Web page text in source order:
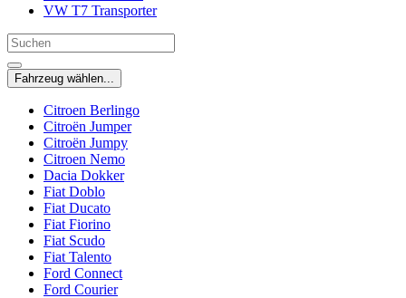
VW T7 Transporter
Fahrzeug wählen...
Citroen Berlingo
Citroën Jumper
Citroën Jumpy
Citroen Nemo
Dacia Dokker
Fiat Doblo
Fiat Ducato
Fiat Fiorino
Fiat Scudo
Fiat Talento
Ford Connect
Ford Courier